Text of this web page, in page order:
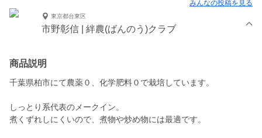
みんなの投稿を見る
東京都台東区
市野彰信 | 絆農(ばんのう)クラブ
商品説明
千葉県柏市にて農薬０、化学肥料０で栽培しています。
しっとり系代表のメークイン。
煮くずれしにくいので、煮物や炒め物には最適です。